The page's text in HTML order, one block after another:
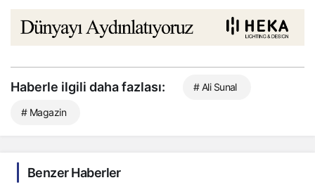
Haberle ilgili daha fazlası: # Ali Sunal
# Magazin
Benzer Haberler